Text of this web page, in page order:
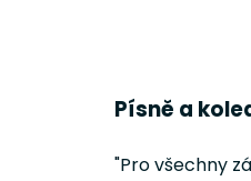
Písně a
"Pro všechny